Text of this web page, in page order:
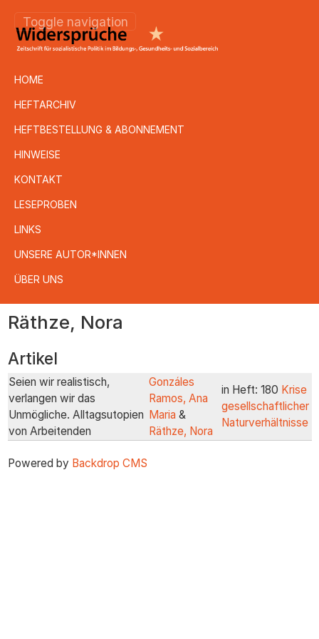
Toggle navigation
HOME
HEFTARCHIV
HEFTBESTELLUNG & ABONNEMENT
HINWEISE
KONTAKT
LESEPROBEN
LINKS
UNSERE AUTOR*INNEN
ÜBER UNS
zum
Räthze, Nora
Artikel
Seien wir realistisch,
verlangen wir das
Unmögliche. Alltagsutopien
von Arbeitenden
Gonzáles
Ramos, Ana
Maria &
Räthze, Nora
in Heft: 180 Krise
gesellschaftlicher
Naturverhältnisse
Powered by Backdrop CMS